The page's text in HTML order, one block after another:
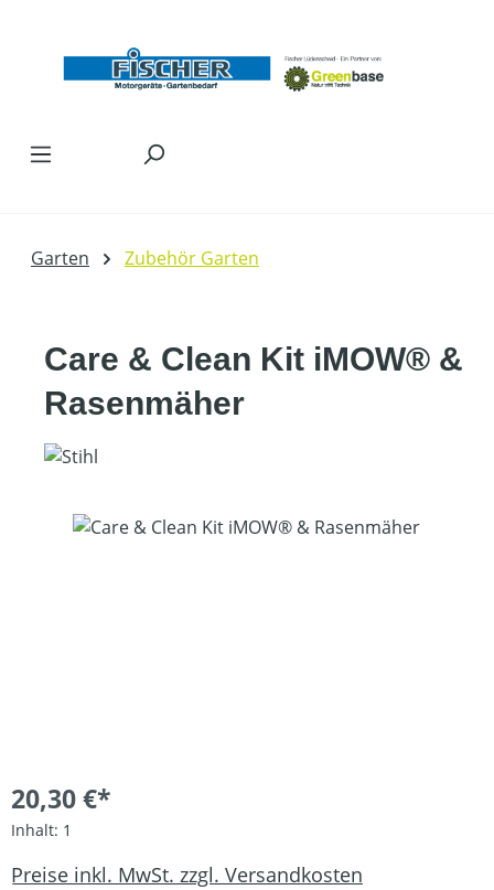
Garten Zubehör Garten
Care & Clean Kit iMOW® &
Rasenmäher
Bildergalerie überspringen
20,30 €*
Inhalt: 1
Preise inkl. MwSt. zzgl. Versandkosten